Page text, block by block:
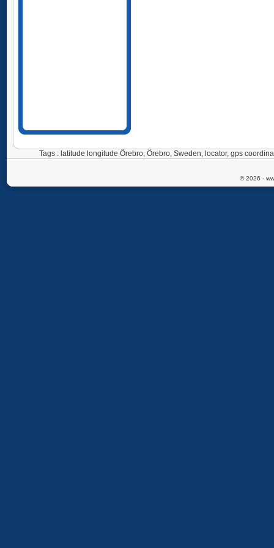
Tags : latitude longitude Örebro, Örebro, Sweden, locator, gps
© 2026 -